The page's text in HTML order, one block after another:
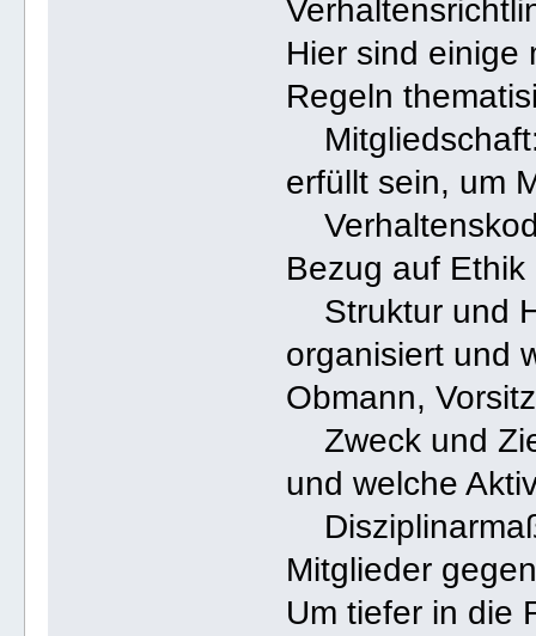
Hier sind einige
Regeln
erfüllt sein, um
Bezug auf
Struktur und
organisiert und
Obmann,
Zweck und
und welche
Mitglieder
Um tiefer in die